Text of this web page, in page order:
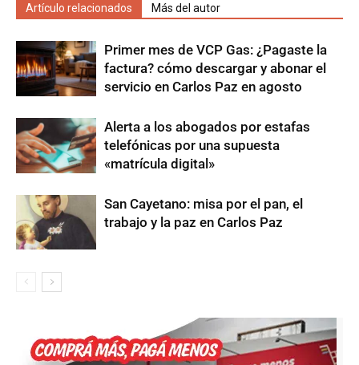
Artículo relacionados Más del autor
Primer mes de VCP Gas: ¿Pagaste la
factura? cómo descargar y abonar el
servicio en Carlos Paz en agosto
Alerta a los abogados por estafas
telefónicas por una supuesta
«matrícula digital»
San Cayetano: misa por el pan, el
trabajo y la paz en Carlos Paz